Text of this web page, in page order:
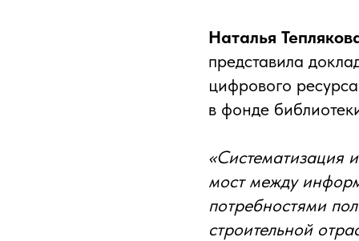
Наталья
представила
цифрового
в фонде
«Систематизация
мост между
потребностями
строительной